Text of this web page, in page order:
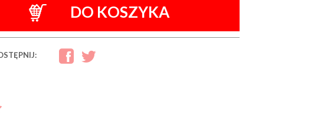
DO KOSZYKA